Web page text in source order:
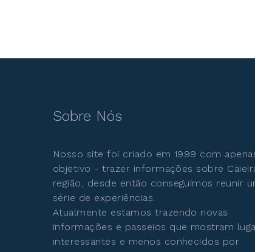
Sobre Nós
Nosso site foi criado em 1999 com
objetivo - trazer informações sobre
região, desde então conseguimos reunir
série de experiências.
Atualmente estamos trazendo novas
informações e passeios que mostram
interessantes e menos conhecidos por